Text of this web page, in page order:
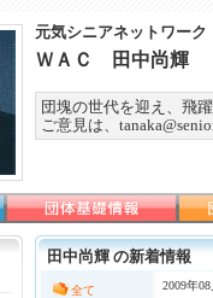
元気シニアネットワーク
ＷＡＣ 田中尚輝
団塊の世代を迎え、飛
ご意見は、
田中尚輝 の新着情報
全て
2009年